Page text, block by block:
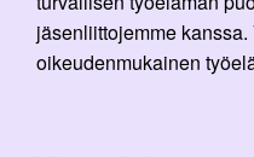
jäsenliittojemme
oikeudenmukainen